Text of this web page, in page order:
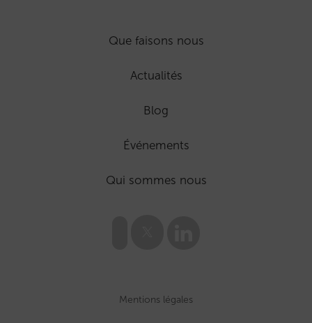
Que faisons nous
Actualités
Blog
Événements
Qui sommes nous
Mentions légales